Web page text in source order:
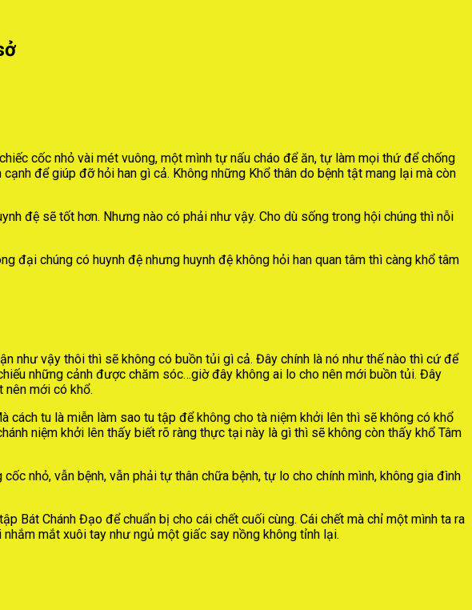
cốc nhỏ vài mét vuông, một mình tự nấu cháo để ăn, tự làm mọi thứ để chống
để giúp đỡ hỏi han gì cả. Không những Khổ thân do bệnh tật mang lại mà còn
đệ sẽ tốt hơn. Nhưng nào có phải như vậy. Cho dù sống trong hội chúng thì nỗi
đại chúng có huynh đệ nhưng huynh đệ không hỏi han quan tâm thì càng khổ tâm
như vậy thôi thì sẽ không có buồn tủi gì cả. Đây chính là nó như thế nào thì cứ để
những cảnh được chăm sóc…giờ đây không ai lo cho nên mới buồn tủi. Đây
nên mới có khổ.
tu là miễn làm sao tu tập để không cho tà niệm khởi lên thì sẽ không có khổ
niệm khởi lên thấy biết rõ ràng thực tại này là gì thì sẽ không còn thấy khổ Tâm
nhỏ, vẫn bệnh, vẫn phải tự thân chữa bệnh, tự lo cho chính mình, không gia đình
Bát Chánh Đạo để chuẩn bị cho cái chết cuối cùng. Cái chết mà chỉ một mình ta ra
mắt xuôi tay như ngủ một giấc say nồng không tỉnh lại.